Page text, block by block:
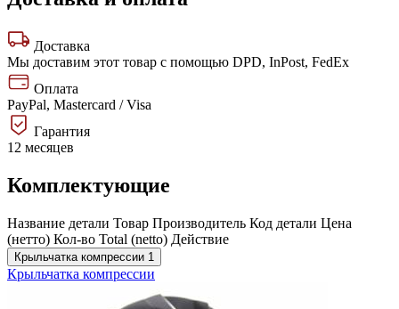
Доставка
Мы доставим этот товар с помощью DPD, InPost, FedEx
Оплата
PayPal, Mastercard / Visa
Гарантия
12 месяцев
Комплектующие
Название детали Товар Производитель Код детали Цена
(нетто) Кол-во Total (netto) Действие
Крыльчатка компрессии 1
Крыльчатка компрессии